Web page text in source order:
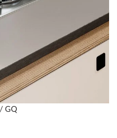
GQ